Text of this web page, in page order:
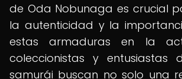
de Oda Nobunaga es crucial
la autenticidad y la
estas armaduras en la
coleccionistas y entusiastas
samurái buscan no solo una